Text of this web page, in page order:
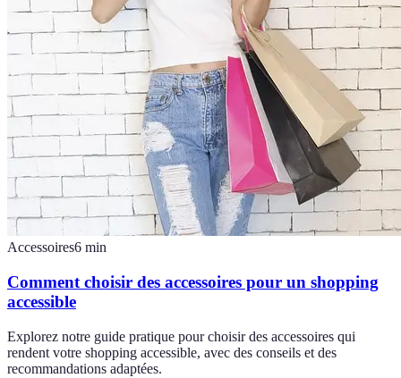
Accessoires6 min
Comment choisir des accessoires pour un shopping
accessible
Explorez notre guide pratique pour choisir des accessoires qui
rendent votre shopping accessible, avec des conseils et des
recommandations adaptées.